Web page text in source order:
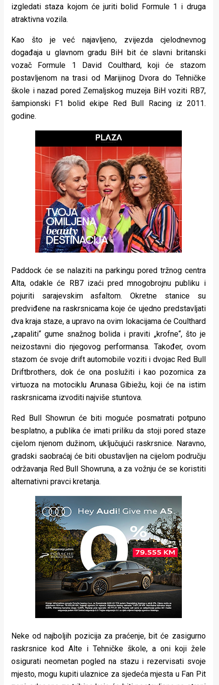
Ideje
rade
Urban
Aktivizam
Aktuelnosti
Magazin
izgledati staza kojom će juriti bolid Formule 1 i druga
atraktivna vozila.
Kao što je već najavljeno, zvijezda cjelodnevnog
događaja u glavnom gradu BiH bit će slavni britanski
vozač Formule 1 David Coulthard, koji će stazom
postavljenom na trasi od Marijinog Dvora do Tehničke
škole i nazad pored Zemaljskog muzeja BiH voziti RB7,
šampionski F1 bolid ekipe Red Bull Racing iz 2011.
godine.
Paddock će se nalaziti na parkingu pored tržnog centra
Alta, odakle će RB7 izaći pred mnogobrojnu publiku i
pojuriti sarajevskim asfaltom. Okretne stanice su
predviđene na raskrsnicama koje će ujedno predstavljati
dva kraja staze, a upravo na ovim lokacijama će Coulthard
„zapaliti“ gume snažnog bolida i praviti „krofne“, što je
neizostavni dio njegovog performansa. Također, ovom
stazom će svoje drift automobile voziti i dvojac Red Bull
Driftbrothers, dok će ona poslužiti i kao pozornica za
virtuoza na motociklu Arunasa Gibiežu, koji će na istim
raskrsnicama izvoditi najviše stuntova.
Red Bull Showrun će biti moguće posmatrati potpuno
besplatno, a publika će imati priliku da stoji pored staze
cijelom njenom dužinom, uključujući raskrsnice. Naravno,
gradski saobraćaj će biti obustavljen na cijelom području
održavanja Red Bull Showruna, a za vožnju će se koristiti
alternativni pravci kretanja.
Neke od najboljih pozicija za praćenje, bit će zasigurno
raskrsnice kod Alte i Tehničke škole, a oni koji žele
osigurati neometan pogled na stazu i rezervisati svoje
mjesto, mogu kupiti ulaznice za sjedeća mjesta u Fan Pit